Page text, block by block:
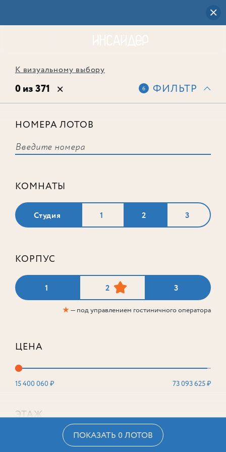
К визуальному выбору
0 из 371 6 ФИЛЬТР
НОМЕРА ЛОТОВ
КОМНАТЫ
Студия 1 2 3
КОРПУС
1 2 3
★— под управлением гостиничного оператора
ЦЕНА
15 400 060 ₽ 73 093 625 ₽
ЭТАЖ
ПОКАЗАТЬ 0 ЛОТОВ
соответствует ни одного лота